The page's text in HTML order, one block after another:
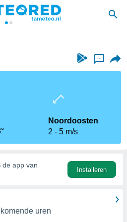
...
Noordoosten
2
5 m/s
de app van
Installeren
uren